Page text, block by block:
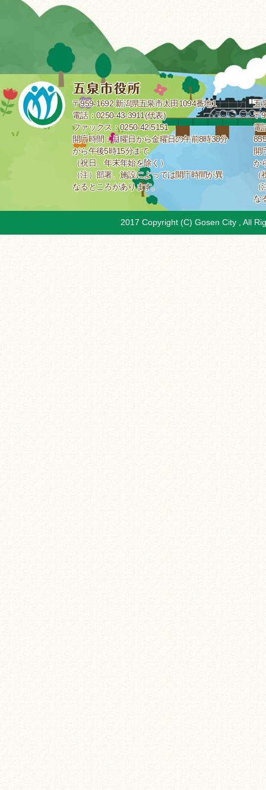
〒959-1692 新潟県五泉市太田1094番地1
電話：0250-43-3911(代表)
ファックス：0250-42-5151
開庁時間：月曜日から金曜日の午前8時30分
から午後5時15分まで
（祝日、年末年始を除く）
（注）部署、施設によっては開庁時間が異
なるところがあります。
五
〒
電
開
か
な
2017 Copyright (C) Gosen City , All